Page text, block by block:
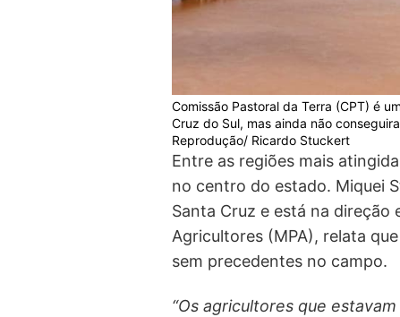
Comissão Pastoral da Terra (CPT) é
Cruz do Sul, mas ainda não
Reprodução/ Ricardo Stuckert
Entre as regiões mais
no centro do estado. Miquei
Santa Cruz e está na direção
Agricultores (MPA), relata
sem precedentes no campo.
“Os agricultores que